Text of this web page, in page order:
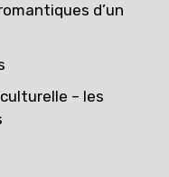
d’un
– les